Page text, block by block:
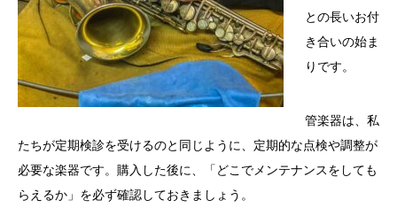
との長いお付
き合いの始ま
りです。
管楽器は、私
たちが定期検診を受けるのと同じように、定期的な点検や調整が
必要な楽器です。購入した後に、「どこでメンテナンスをしても
らえるか」を必ず確認しておきましょう。